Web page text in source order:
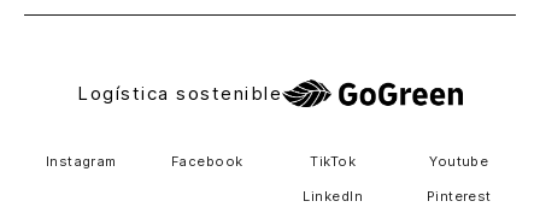
Logística sostenible
Instagram Facebook TikTok Youtube
LinkedIn Pinterest